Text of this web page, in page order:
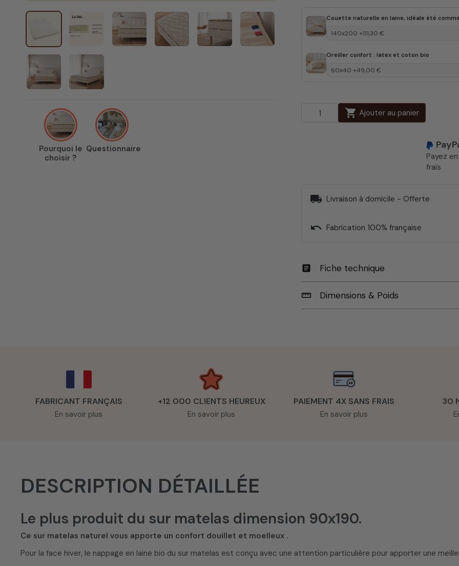
Pourquoi le
choisir ?
Questionnaire
Couette naturelle en laine, idéale été
Oreiller confort : latex et coton bio
shopping_cart Ajouter au panier
Payez en
frais
local_shipping Livraison à domicile - Offerte
undo Fabrication 100% française
article Fiche technique
straighten Dimensions & Poids
FABRICANT FRANÇAIS
En savoir plus
+12 000 CLIENTS HEUREUX
En savoir plus
PAIEMENT 4X SANS FRAIS
En savoir plus
30
DESCRIPTION DÉTAILLÉE
Le plus produit du sur matelas dimension 90x190.
Ce sur matelas naturel vous apporte un confort douillet et moelleux .
Pour la face hiver, le nappage en laine bio du sur matelas est conçu avec une attention particulière pour apporter une